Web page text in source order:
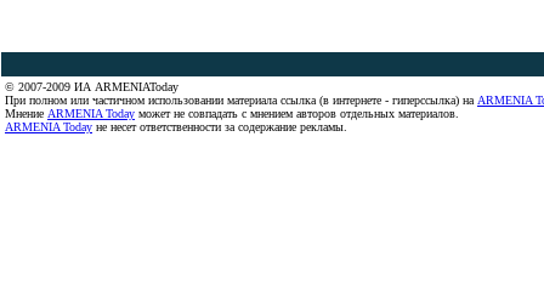
© 2007-2009 ИА ARMENIAToday
При полном или частичном использовании материала ссылка (в интернете - гиперссылка) на ARMENIA
Мнение ARMENIA Today может не совпадать с мнением авторов отдельных материалов.
ARMENIA Today не несет ответственности за содержание рекламы.